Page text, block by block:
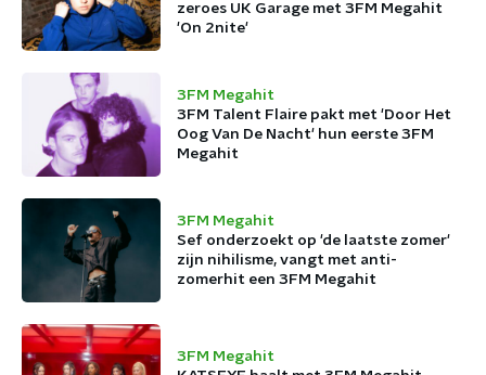
zeroes UK Garage met 3FM Megahit
'On 2nite'
3FM Megahit
3FM Talent Flaire pakt met 'Door Het
Oog Van De Nacht' hun eerste 3FM
Megahit
3FM Megahit
Sef onderzoekt op 'de laatste zomer'
zijn nihilisme, vangt met anti-
zomerhit een 3FM Megahit
3FM Megahit